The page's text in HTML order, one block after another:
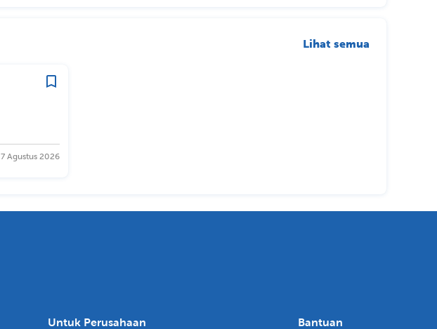
Lihat semua
7 Agustus 2026
Untuk Perusahaan Bantuan